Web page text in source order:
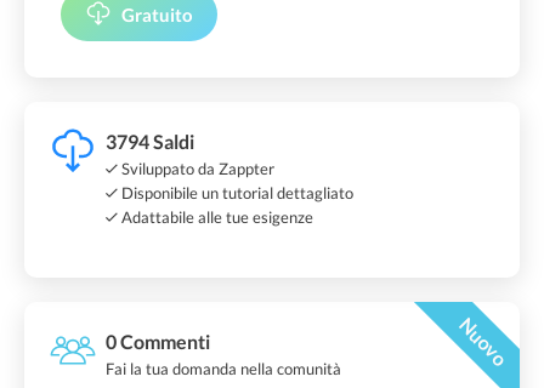
Gratuito
3794 Saldi
Sviluppato da Zappter
Disponibile un tutorial dettagliato
Adattabile alle tue esigenze
0 Commenti Nuovo
Fai la tua domanda nella comunità